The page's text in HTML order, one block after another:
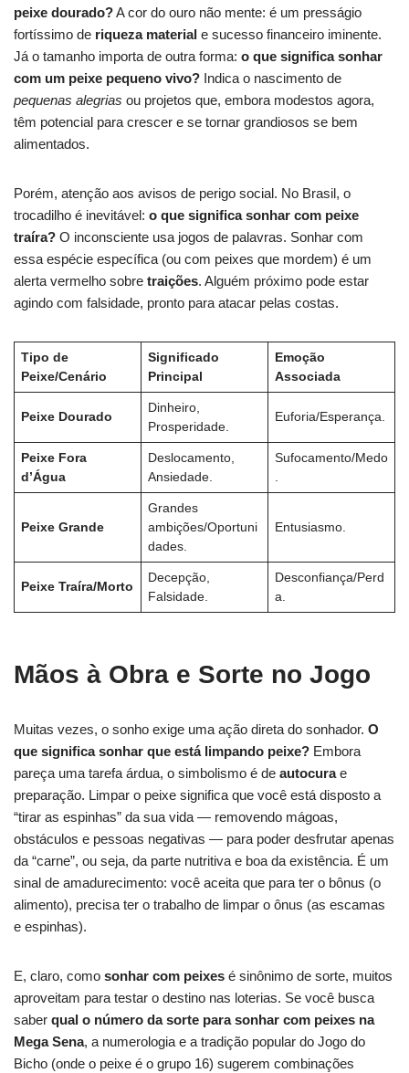
peixe dourado?A cor do ouro não mente: é um presságio
fortíssimo de riqueza material e sucesso financeiro iminente.
Já o tamanho importa de outra forma: o que significa sonhar
com um peixe pequeno vivo? Indica o nascimento de
pequenas alegrias ou projetos que, embora modestos agora,
têm potencial para crescer e se tornar grandiosos se bem
alimentados.
Porém, atenção aos avisos de perigo social. No Brasil, o
trocadilho é inevitável: o que significa sonhar com peixe
traíra? O inconsciente usa jogos de palavras. Sonhar com
essa espécie específica (ou com peixes que mordem) é um
alerta vermelho sobre traições. Alguém próximo pode estar
agindo com falsidade, pronto para atacar pelas costas.
Tipo de
Peixe/Cenário
Significado
Principal
Emoção
Associada
Peixe Dourado
Dinheiro,
Prosperidade.
Euforia/Esperança.
Peixe Fora
d’Água
Deslocamento,
Ansiedade.
Sufocamento/Medo
.
Peixe Grande
Grandes
ambições/Oportuni
dades.
Entusiasmo.
Peixe Traíra/Morto
Decepção,
Falsidade.
Desconfiança/Perd
a.
Mãos à Obra e Sorte no Jogo
Muitas vezes, o sonho exige uma ação direta do sonhador. O
que significa sonhar que está limpando peixe? Embora
pareça uma tarefa árdua, o simbolismo é de autocurae
preparação. Limpar o peixe significa que você está disposto a
“tirar as espinhas” da sua vida — removendo mágoas,
obstáculos e pessoas negativas — para poder desfrutar apenas
da “carne”, ou seja, da parte nutritiva e boa da existência. É um
sinal de amadurecimento: você aceita que para ter o bônus (o
alimento), precisa ter o trabalho de limpar o ônus (as escamas
e espinhas).
E, claro, como sonhar com peixes é sinônimo de sorte, muitos
aproveitam para testar o destino nas loterias. Se você busca
saber qual o número da sorte para sonhar com peixes na
Mega Sena, a numerologia e a tradição popular do Jogo do
Bicho (onde o peixe é o grupo 16) sugerem combinações